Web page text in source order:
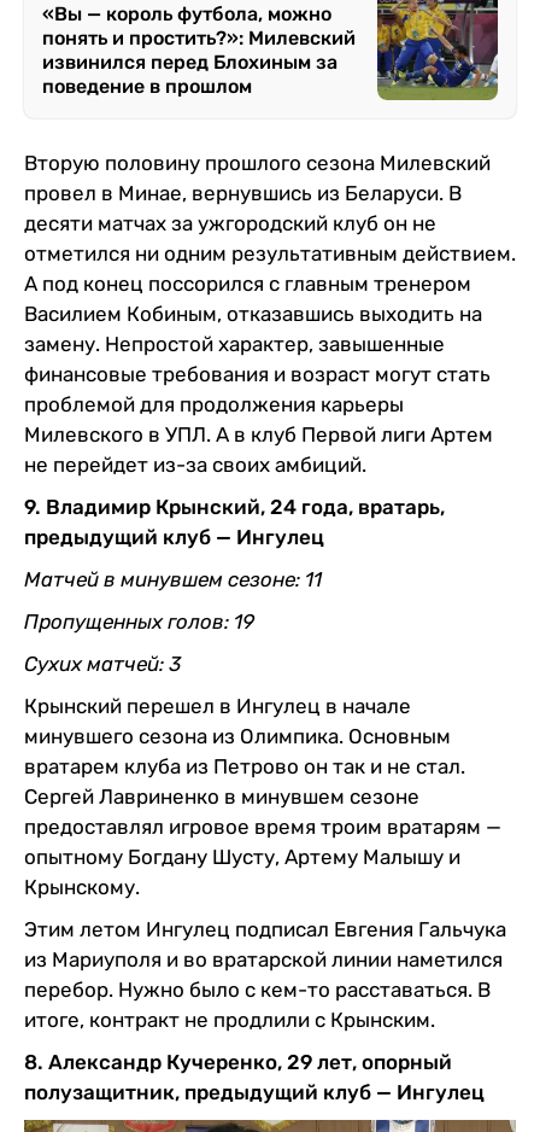
«Вы — король футбола, можно
понять и простить?»: Милевский
извинился перед Блохиным за
поведение в прошлом
Вторую половину прошлого сезона Милевский
провел в Минае, вернувшись из Беларуси. В
десяти матчах за ужгородский клуб он не
отметился ни одним результативным действием.
А под конец поссорился с главным тренером
Василием Кобиным, отказавшись выходить на
замену. Непростой характер, завышенные
финансовые требования и возраст могут стать
проблемой для продолжения карьеры
Милевского в УПЛ. А в клуб Первой лиги Артем
не перейдет из-за своих амбиций.
9. Владимир Крынский, 24 года, вратарь,
предыдущий клуб — Ингулец
Матчей в минувшем сезоне: 11
Пропущенных голов: 19
Сухих матчей: 3
Крынский перешел в Ингулец в начале
минувшего сезона из Олимпика. Основным
вратарем клуба из Петрово он так и не стал.
Сергей Лавриненко в минувшем сезоне
предоставлял игровое время троим вратарям —
опытному Богдану Шусту, Артему Малышу и
Крынскому.
Этим летом Ингулец подписал Евгения Гальчука
из Мариуполя и во вратарской линии наметился
перебор. Нужно было с кем-то расставаться. В
итоге, контракт не продлили с Крынским.
8. Александр Кучеренко, 29 лет, опорный
полузащитник, предыдущий клуб — Ингулец